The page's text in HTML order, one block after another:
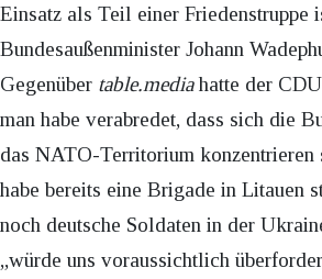
Einsatz als Teil einer Friedenstruppe
Bundesaußenminister Johann
Gegenüber table.mediahatte der
man habe verabredet, dass sich die
das NATO-Territorium konzentrieren
habe bereits eine Brigade in Litauen
noch deutsche Soldaten in der
„würde uns voraussichtlich